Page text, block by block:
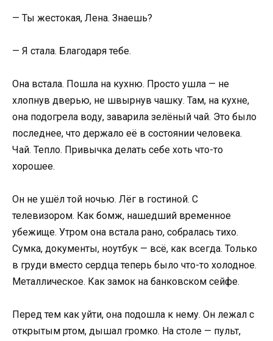
— Ты жестокая, Лена. Знаешь?
— Я стала. Благодаря тебе.
Она встала. Пошла на кухню. Просто ушла — не
хлопнув дверью, не швырнув чашку. Там, на кухне,
она подогрела воду, заварила зелёный чай. Это было
последнее, что держало её в состоянии человека.
Чай. Тепло. Привычка делать себе хоть что-то
хорошее.
Он не ушёл той ночью. Лёг в гостиной. С
телевизором. Как бомж, нашедший временное
убежище. Утром она встала рано, собралась тихо.
Сумка, документы, ноутбук — всё, как всегда. Только
в груди вместо сердца теперь было что-то холодное.
Металлическое. Как замок на банковском сейфе.
Перед тем как уйти, она подошла к нему. Он лежал с
открытым ртом, дышал громко. На столе — пульт,